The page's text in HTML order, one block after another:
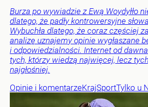
Burza po wywiadzie z Ewą Woydyłło
dlatego, że padły kontrowersyjne
Wybuchła dlatego, że coraz częściej
analizę uznajemy opinie wygłaszane
i odpowiedzialności. Internet od
tych, którzy wiedzą najwięcej, lecz
najgłośniej.
Opinie i komentarzeKrajSportTylko u